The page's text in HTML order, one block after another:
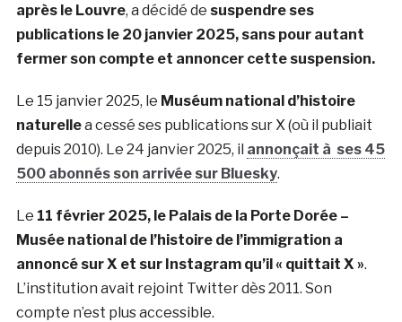
après le Louvre, a décidé de suspendre ses
publications le 20 janvier 2025, sans pour autant
fermer son compte et annoncer cette suspension.
Le 15 janvier 2025, le Muséum national d’histoire
naturellea cessé ses publications sur X (où il publiait
depuis 2010). Le 24 janvier 2025, il annonçait à ses 45
500 abonnés son arrivée sur Bluesky.
Le 11 février 2025, le Palais de la Porte Dorée –
Musée national de l’histoire de l’immigration a
annoncé sur X et sur Instagram qu’il « quittait X ».
L’institution avait rejoint Twitter dès 2011. Son
compte n’est plus accessible.